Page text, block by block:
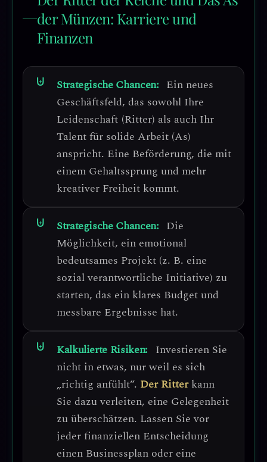
der Münzen: Karriere und
Finanzen
Strategische Chancen: Ein neues
Geschäftsfeld, das sowohl Ihre
Leidenschaft (Ritter) als auch Ihr
Talent für solide Arbeit (As)
anspricht. Eine Beförderung, die mit
einem Gehaltssprung und mehr
kreativer Freiheit kommt.
Strategische Chancen: Die
Möglichkeit, ein emotional
bedeutsames Projekt (z. B. eine
sozial verantwortliche Initiative) zu
starten, das ein klares Budget und
messbare Ergebnisse hat.
Kalkulierte Risiken: Investieren Sie
nicht in etwas, nur weil es sich
„richtig anfühlt“. Der Ritterkann
Sie dazu verleiten, eine Gelegenheit
zu überschätzen. Lassen Sie vor
jeder finanziellen Entscheidung
einen Businessplan oder eine